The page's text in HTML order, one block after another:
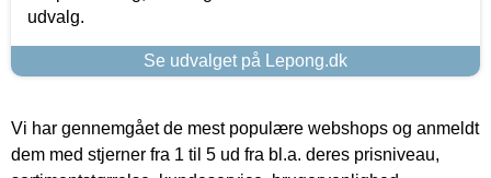
udvalg.
Se udvalget på Lepong.dk
Vi har gennemgået de mest populære webshops og anmeldt
dem med stjerner fra 1 til 5 ud fra bl.a. deres prisniveau,